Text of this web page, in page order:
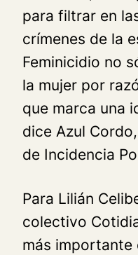
para filtrar en
crímenes de la
Feminicidio no
la mujer por
que marca una
dice Azul
de Incidencia
Para Lilián
colectivo
más importante